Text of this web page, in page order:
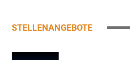
STELLENANGEBOTE